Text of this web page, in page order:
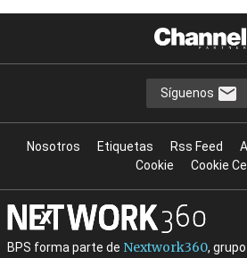
Síguenos
Nosotros Etiquetas Rss Feed
Cookie
Cookie
BPS forma parte de Nextwork360,